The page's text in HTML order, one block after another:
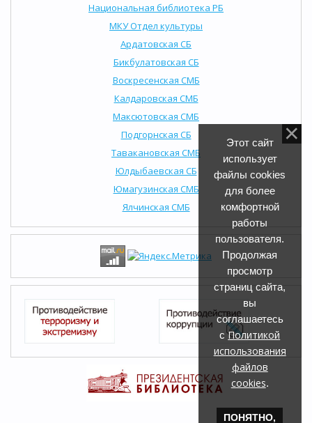
Национальная библиотека РБ
МКУ Отдел культуры
Ардатовская СБ
Бикбулатовская СБ
Воскресенская СМБ
Калдаровская СМБ
Максютовская СМБ
Подгорнская СБ
Тавакановская СМБ
Юлдыбаевская СБ
Юмагузинская СМБ
Ялчинская СМБ
Этот сайт
использует
файлы cookies
для более
комфортной
работы
пользователя.
Продолжая
просмотр
страниц сайта,
вы
соглашаетесь
сПолитикой
использования
файлов
cookies.
ПОНЯТНО,